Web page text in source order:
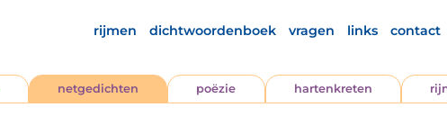
rijmen dichtwoordenboek vragen links contact
netgedichten poëzie hartenkreten